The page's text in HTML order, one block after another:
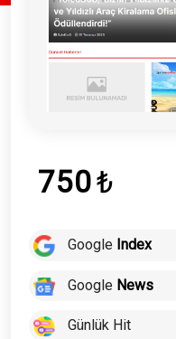
750₺
Google Index
Google News
Günlük Hit